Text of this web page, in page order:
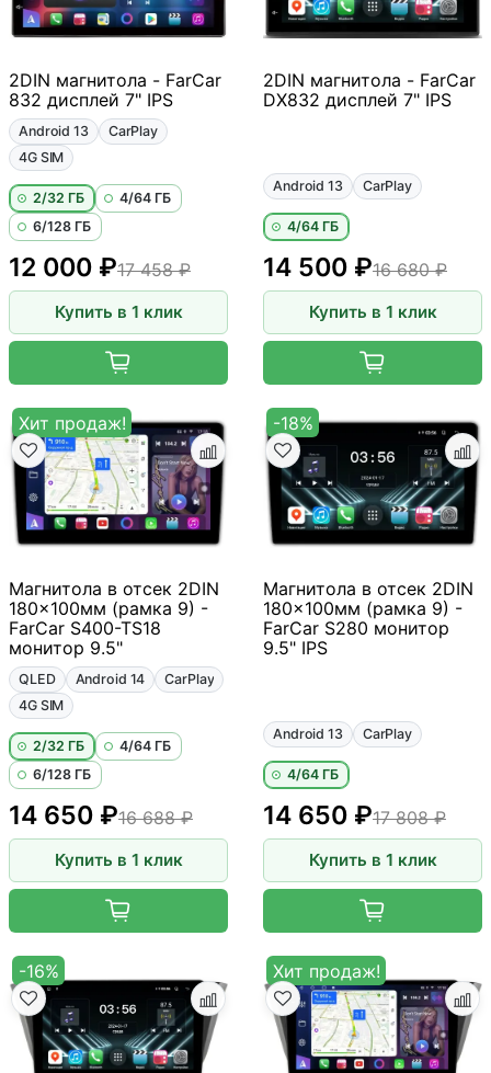
2DIN магнитола - FarCar
832 дисплей 7" IPS
Android 13
CarPlay
4G SIM
2/32 ГБ
4/64 ГБ
6/128 ГБ
12 000 ₽17 458 ₽
Купить в 1 клик
2DIN магнитола - FarCar
DX832 дисплей 7" IPS
Android 13 CarPlay
4/64 ГБ
16 680 ₽
14 500 ₽
Купить в 1 клик
Хит продаж!
Магнитола в отсек 2DIN
180x100мм (рамка 9) -
FarCar S400-TS18
монитор 9.5"
QLED Android 14
CarPlay
4G SIM
2/32 ГБ
4/64 ГБ
6/128 ГБ
14 650 ₽16 688 ₽
Купить в 1 клик
-18%
Магнитола в отсек 2DIN
180x100мм (рамка 9) -
FarCar S280 монитор
9.5" IPS
Android 13 CarPlay
4/64 ГБ
17 808 ₽
14 650 ₽
Купить в 1 клик
-16% Хит продаж!